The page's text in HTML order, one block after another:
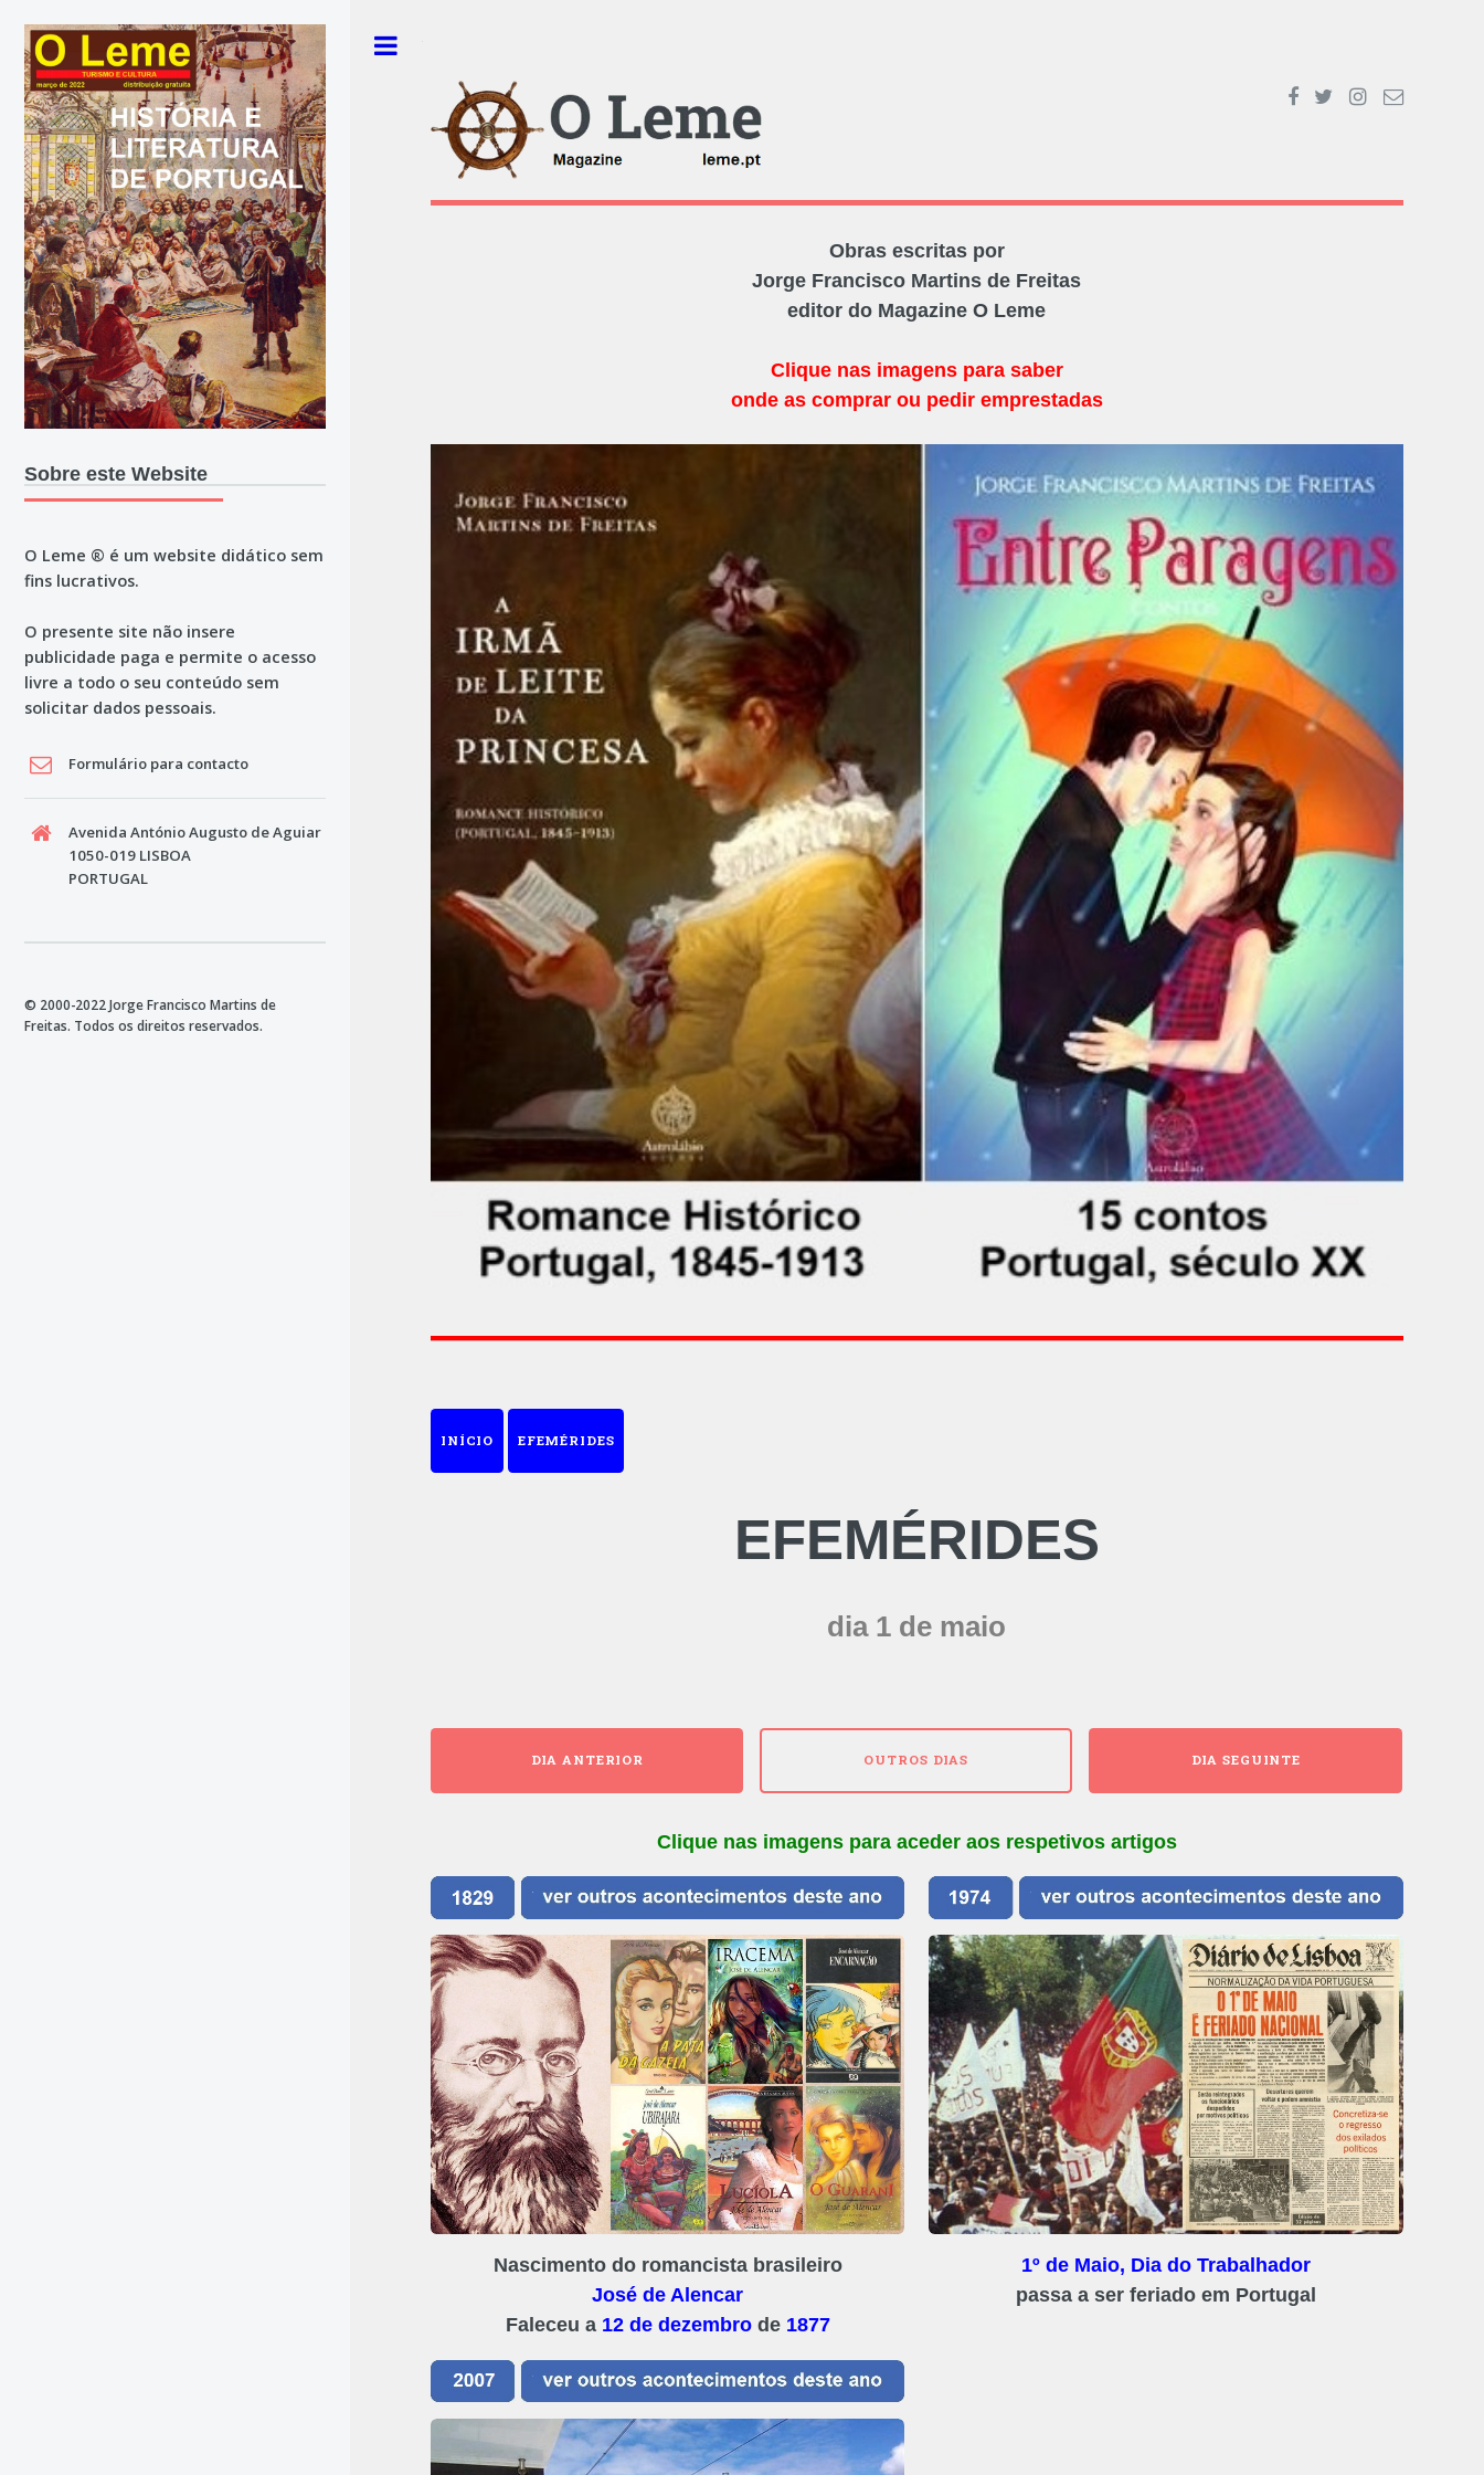
Obras escritas por
Jorge Francisco Martins de Freitas
editor do Magazine O Leme
Clique nas imagens para saber
onde as comprar ou pedir emprestadas
INÍCIO EFEMÉRIDES
EFEMÉRIDES
dia 1 de maio
DIA ANTERIOR OUTROS DIAS DIA SEGUINTE
Clique nas imagens para aceder aos respetivos artigos
Nascimento do romancista brasileiro
José de Alencar
Faleceu a 12 de dezembrode 1877
1º de Maio, Dia do Trabalhador
passa a ser feriado em Portugal
Sobre este Website
O Leme ® é um website didático sem
fins lucrativos.
O presente site não insere
publicidade paga e permite o acesso
livre a todo o seu conteúdo sem
solicitar dados pessoais.
Formulário para contacto
Avenida António Augusto de Aguiar
1050-019 LISBOA
PORTUGAL
© 2000-2022 Jorge Francisco Martins de
Freitas. Todos os direitos reservados.